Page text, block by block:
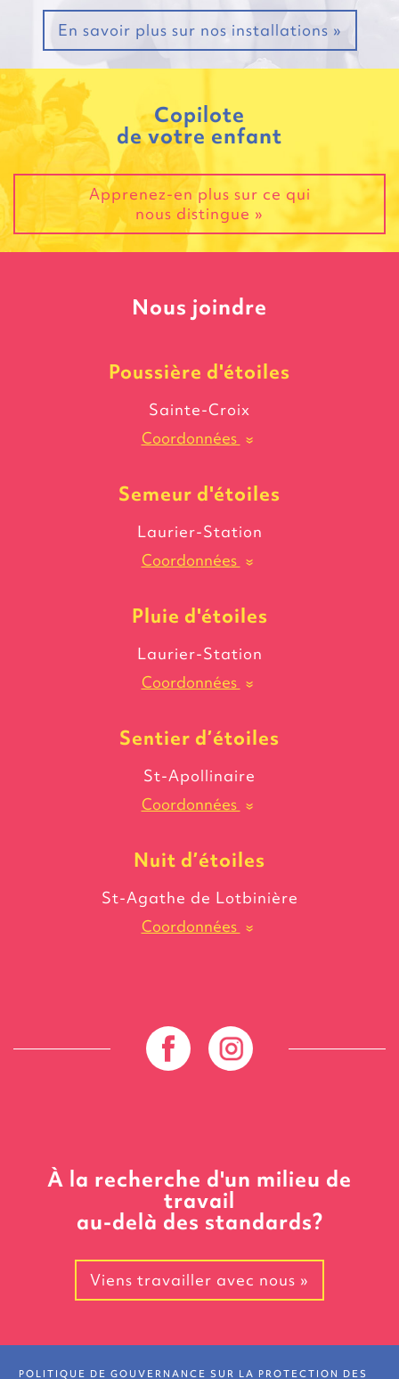
En savoir plus sur nos installations »
Copilote
de votre enfant
Apprenez-en plus sur ce qui
nous distingue »
Nous joindre
Poussière d'étoiles
Sainte-Croix
Coordonnées
»
Semeur d'étoiles
Laurier-Station
Coordonnées
»
Pluie d'étoiles
Laurier-Station
Coordonnées
»
Sentier d’étoiles
St-Apollinaire
Coordonnées
»
Nuit d’étoiles
St-Agathe de Lotbinière
Coordonnées
»
À la recherche d'un milieu de
travail
au-delà des standards?
Viens travailler avec nous »
POLITIQUE DE GOUVERNANCE SUR LA PROTECTION DES